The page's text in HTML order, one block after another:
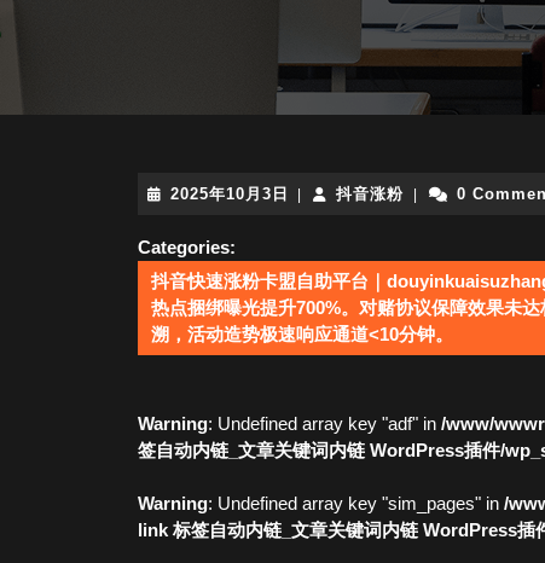
2025年10月3日
2025
月
3
日
抖音涨粉 抖
粉
0
Categories:
抖音快速涨粉卡盟自助平台｜
热点捆绑曝光提升700%。对赌协议保障效果未
溯，活动造势极速响应通道<10分钟。
Warning: Undefined array key "adf" in /www/
签自动内链_文章关键词内链 WordPress插件/
Warning: Undefined array key "sim_pages" in /
link 标签自动内链_文章关键词内链 WordPress